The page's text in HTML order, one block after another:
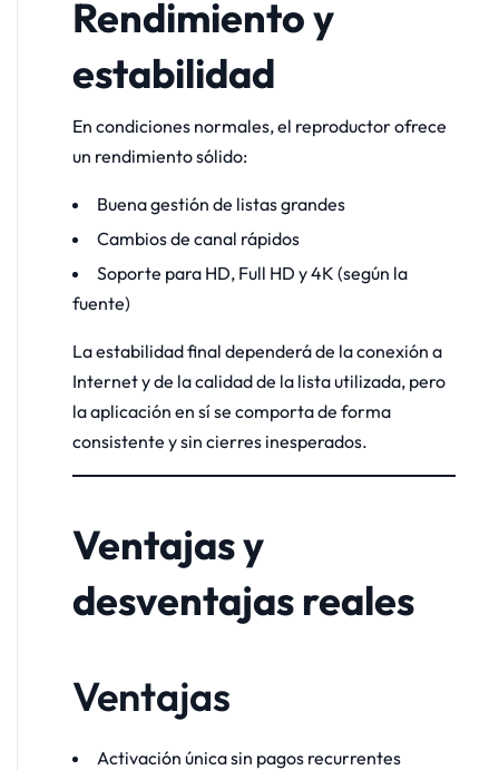
Rendimiento y
estabilidad
En condiciones normales, el reproductor ofrece
un rendimiento sólido:
Buena gestión de listas grandes
Cambios de canal rápidos
Soporte para HD, Full HD y 4K (según la
fuente)
La estabilidad final dependerá de la conexión a
Internet y de la calidad de la lista utilizada, pero
la aplicación en sí se comporta de forma
consistente y sin cierres inesperados.
Ventajas y
desventajas reales
Ventajas
Activación única sin pagos recurrentes